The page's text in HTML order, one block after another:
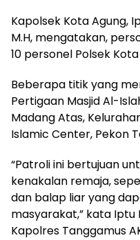
Kapolsek Kota Agung,
M.H, mengatakan,
10 personel Polsek
Beberapa titik yang
Pertigaan Masjid Al-
Madang Atas,
Islamic Center, Pekon
“Patroli ini bertujuan
kenakalan remaja,
dan balap liar yang
masyarakat,” kata Iptu
Kapolres Tanggamus